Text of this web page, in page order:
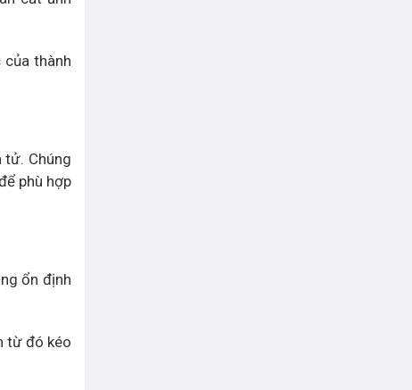
thành
tử. Chúng
phù hợp
ổn định
từ đó kéo